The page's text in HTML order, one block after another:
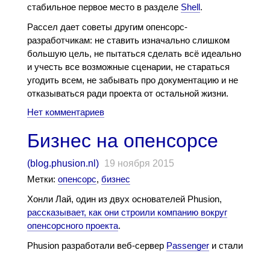
стабильное первое место в разделе Shell.
Рассел дает советы другим опенсорс-
разработчикам: не ставить изначально слишком
большую цель, не пытаться сделать всё идеально
и учесть все возможные сценарии, не стараться
угодить всем, не забывать про документацию и не
отказываться ради проекта от остальной жизни.
Нет комментариев
Бизнес на опенсорсе
(blog.phusion.nl )
19 ноября 2015
Метки: опенсорс, бизнес
Хонли Лай, один из двух основателей Phusion,
рассказывает, как они строили компанию вокруг
опенсорсного проекта.
Phusion разработали веб-сервер Passengerи стали